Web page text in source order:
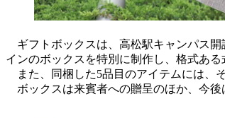
ギフトボックスは、高松駅キャンパス開
インのボックスを特別に制作し、格式あ
また、同梱した5品目のアイテムには、
ボックスは来賓者への贈呈のほか、今後